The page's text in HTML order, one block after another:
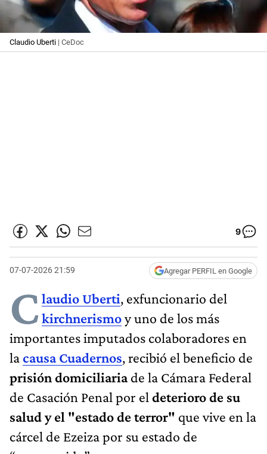
Claudio Uberti | CeDoc
9
07-07-2026 21:59 Agregar PERFIL en Google
Claudio Uberti, exfuncionario del
kirchnerismoy uno de los más
importantes imputados colaboradores en
lacausa Cuadernos, recibió el beneficio de
prisión domiciliariade la Cámara Federal
de Casación Penal por el deterioro de su
salud y el "estado de terror" que vive en la
cárcel de Ezeiza por su estado de